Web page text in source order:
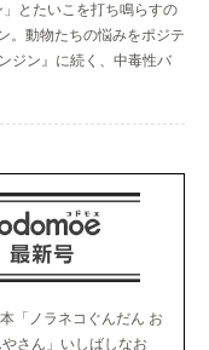
」とたいこを打ち鳴らすの
。動物たちの悩みをポジテ
ジン』に続く、中毒性バ
「ノラネコぐんだん お
さん」いしばしなお